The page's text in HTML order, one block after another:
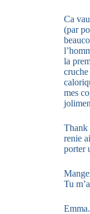
Ca
(par
la
cruche
mes
Thank
renie
porter
Tu
Emma.